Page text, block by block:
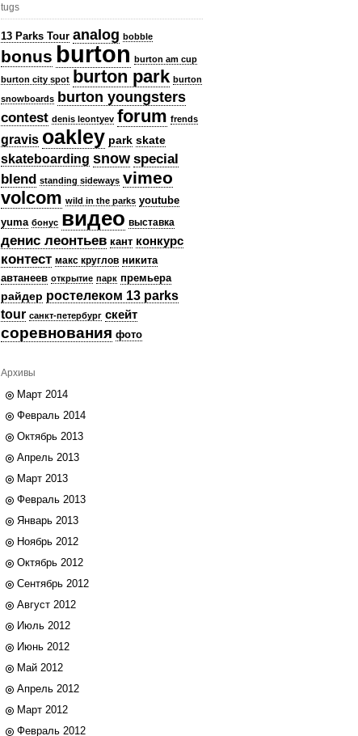
tugs
13 Parks Tour analog bobble
bonus burton burton am cup
burton city spot burton park burton
snowboards burton youngsters
contest denis leontyev forum frends
gravis oakley park skate
skateboarding snow special
blend standing sideways vimeo
volcom wild in the parks youtube
yuma бонус видео выставка
денис леонтьев кант конкурс
контест макс круглов никита
автанеев открытие парк премьера
райдер ростелеком 13 parks
tour санкт-петербург скейт
соревнования фото
Архивы
Март 2014
Февраль 2014
Октябрь 2013
Апрель 2013
Март 2013
Февраль 2013
Январь 2013
Ноябрь 2012
Октябрь 2012
Сентябрь 2012
Август 2012
Июль 2012
Июнь 2012
Май 2012
Апрель 2012
Март 2012
Февраль 2012